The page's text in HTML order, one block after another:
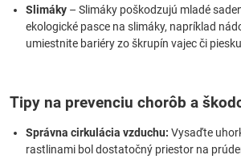
Slimáky – Slimáky poškodzujú mladé
ekologické pasce na slimáky, napríklad
umiestnite bariéry zo škrupín vajec či
Tipy na prevenciu chorôb a
Správna cirkulácia vzduchu: Vysaďte
rastlinami bol dostatočný priestor na